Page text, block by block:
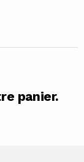
panier.